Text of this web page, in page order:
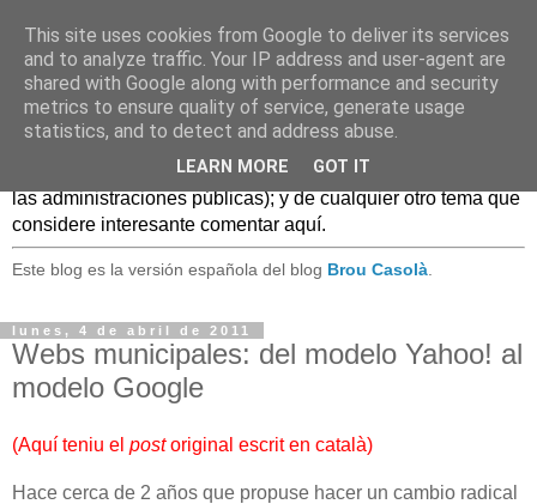
Caldo Casero
Blog sobre experiencias, comentarios, noticias, anécdotas,
... sobre lo que se conoce como
mundo de las TIC, (especialmente en el uso de estas TIC en
las administraciones públicas); y de cualquier otro tema que
considere interesante comentar aquí.
Este blog es la versión española del blog Brou Casolà.
lunes, 4 de abril de 2011
Webs municipales: del modelo Yahoo! al
modelo Google
(Aquí teniu el postoriginal escrit en català)
Hace cerca de 2 años que propuse hacer un cambio radical
This site uses cookies from Google to deliver its services
and to analyze traffic. Your IP address and user-agent are
shared with Google along with performance and security
metrics to ensure quality of service, generate usage
statistics, and to detect and address abuse.
LEARN MORE GOT IT